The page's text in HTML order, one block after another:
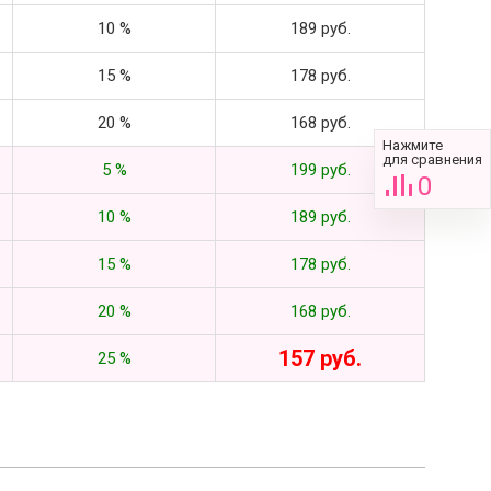
10 % 189 руб.
15 % 178 руб.
20 % 168 руб.
5 % 199 руб.
10 % 189 руб.
15 % 178 руб.
20 % 168 руб.
25 % 157 руб.
Нажмите
для сравнения
0